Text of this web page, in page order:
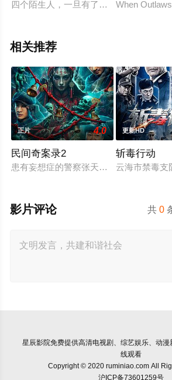
四个陌生人，一旦有了星座，就有了无
When
相关推荐
正片 4.0
民间奇案录2
患有妄想症的警察张天盛遇上一起离奇的
更新HD
斩毒行动
云海市禁毒支
共0
影片评论
星辰影院免费提供高清电视剧、综艺娱乐、动
线观看
Copyright © 2020 ruminiao.com All
沪ICP备73601259号